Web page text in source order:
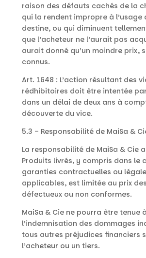
raison des défauts cachés de la
qui la rendent impropre à l’usage
destine, ou qui diminuent
que l’acheteur ne l’aurait pas
aurait donné qu’un moindre prix,
connus.
Art. 1648 : L’action résultant des
rédhibitoires doit être intentée
dans un délai de deux ans à
découverte du vice.
5.3 – Responsabilité de MaiSa &
La responsabilité de MaiSa & Cie
Produits livrés, y compris dans le
garanties contractuelles ou
applicables, est limitée au prix
défectueux ou non conformes.
MaiSa & Cie ne pourra être tenue à
l’indemnisation des dommages
tous autres préjudices financiers
l’acheteur ou un tiers.